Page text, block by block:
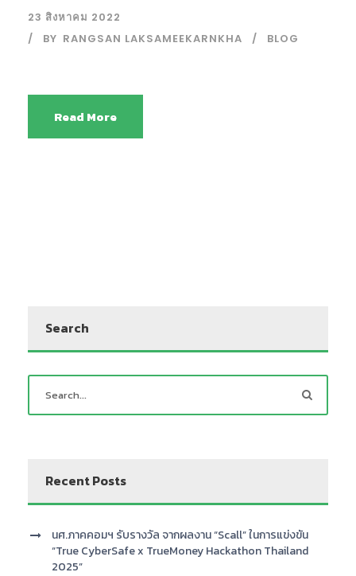
23 สิงหาคม 2022
BY RANGSAN LAKSAMEEKARNKHA BLOG
Read More
Search
Recent Posts
นศ.ภาคคอมฯ รับรางวัล จากผลงาน “Scall” ในการแข่งขัน
“True CyberSafe x TrueMoney Hackathon Thailand
2025”